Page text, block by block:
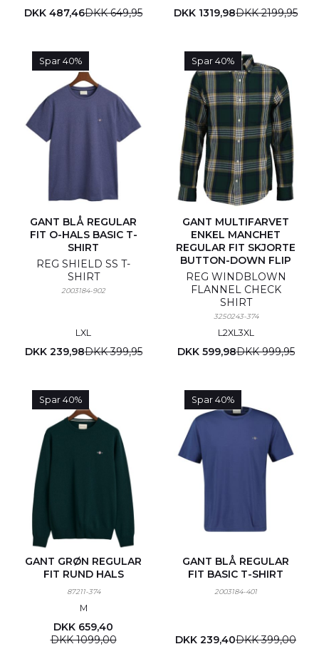
DKK 487,46DKK 649,95 DKK 1319,98DKK 2199,95
Spar 40%
GANT BLÅ REGULAR
FIT O-HALS BASIC T-
SHIRT
REG SHIELD SS T-
SHIRT
2003184-902
LXL
DKK 239,98DKK 399,95
Spar 40%
GANT MULTIFARVET
ENKEL MANCHET
REGULAR FIT SKJORTE
BUTTON-DOWN FLIP
REG WINDBLOWN
FLANNEL CHECK
SHIRT
3250243-374
L2XL3XL
DKK 599,98DKK 999,95
Spar 40%
GANT GRØN REGULAR
FIT RUND HALS
87211-374
M
DKK 659,40
DKK 1099,00
Spar 40%
GANT BLÅ REGULAR
FIT BASIC T-SHIRT
2003184-401
DKK 239,40DKK 399,00